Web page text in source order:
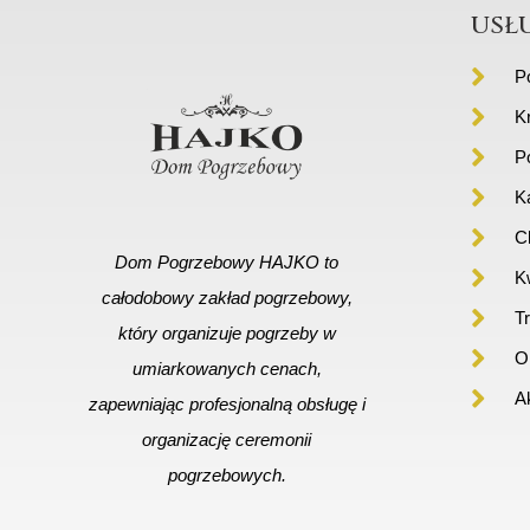
Dom Pogrzebowy HAJKO to
całodobowy zakład pogrzebowy,
który organizuje pogrzeby w
umiarkowanych cenach,
zapewniając profesjonalną obsługę i
organizację ceremonii
pogrzebowych.